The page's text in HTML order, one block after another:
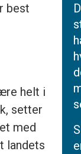
best
helt i
setter
med
landets